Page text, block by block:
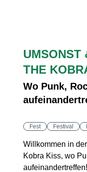
UMSONST
HE KOBRA
Wo Punk,
Fest Festival
Willkommen in
Kobra Kiss, wo